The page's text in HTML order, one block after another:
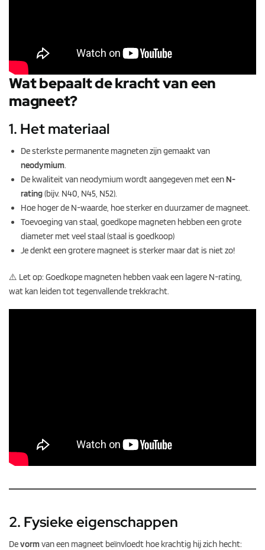
Wat bepaalt de kracht van een
magneet?
1. Het materiaal
De sterkste permanente magneten zijn gemaakt van
neodymium.
De kwaliteit van neodymium wordt aangegeven met een N-
rating(bijv. N40, N45, N52).
Hoe hoger de N-waarde, hoe sterker en duurzamer de magneet.
Toevoeging van staal, goedkope magneten hebben een grote
diameter met veel staal (staal is goedkoop)
Je denkt een grotere magneet is sterker maar dat is niet zo!
⚠️ Let op: Goedkope magneten hebben vaak een lagere N-rating,
wat kan leiden tot tegenvallende trekkracht.
2. Fysieke eigenschappen
Devormvan een magneet beïnvloedt hoe krachtig hij zich hecht: